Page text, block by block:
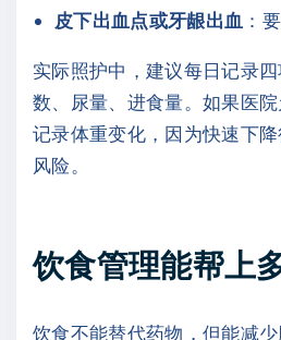
皮下出血点或牙龈出血 ：
实际照护中，建议每日记录
数、尿量、进食量。如果医
记录体重变化，因为快速下
风险。
饮食管理能帮上
饮食不能替代药物，但能减